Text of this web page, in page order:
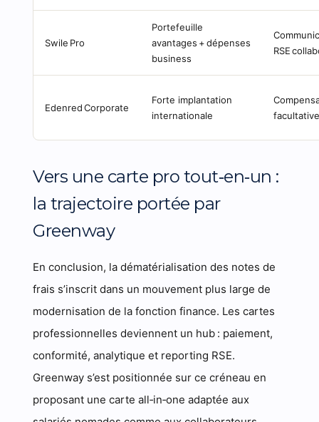
Swile Pro
Portefeuille
avantages + dépenses
business
RSE
Edenred Corporate
Forte implantation
internationale
Vers une carte pro tout‑en‑un :
la trajectoire portée par
Greenway
En conclusion, la dématérialisation des notes de
frais s’inscrit dans un mouvement plus large de
modernisation de la fonction finance. Les cartes
professionnelles deviennent un hub : paiement,
conformité, analytique et reporting RSE.
Greenway s’est positionnée sur ce créneau en
proposant une carte all‑in‑one adaptée aux